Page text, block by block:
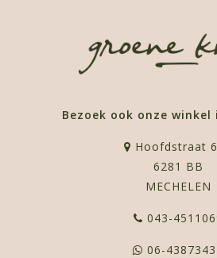
Bezoek ook onze winkel
Hoofdstraat
6281 BB
MECHELEN
043-
06-